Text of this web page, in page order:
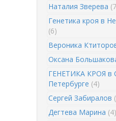
Наталия Зверева
Генетика кроя в
(6)
Вероника
Оксана
ГЕНЕТИКА КРОЯ в
Петербурге (4)
Сергей Забиралов
Дегтева Марина (4)